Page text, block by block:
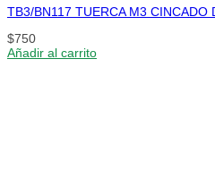
TB3/BN117 TUERCA M3 CINCADO
$750
Añadir al carrito